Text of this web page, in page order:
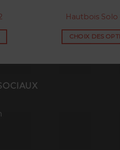
Hautbois Solo
CHOIX DES